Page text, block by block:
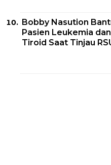
Bobby Nasution
Pasien Leukemia
Tiroid Saat Tinjau